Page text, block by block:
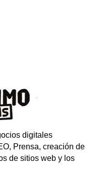
digitales
Prensa, creación de
de sitios web y los